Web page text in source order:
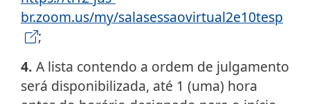
br.zoom.us/my/salasessaovirtual2e10tesp
;
4. A lista contendo a ordem de julgamento
será disponibilizada, até 1 (uma) hora